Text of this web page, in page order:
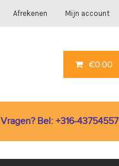
Afrekenen Mijn account
€0.00
Vragen? Bel: +316-43754557